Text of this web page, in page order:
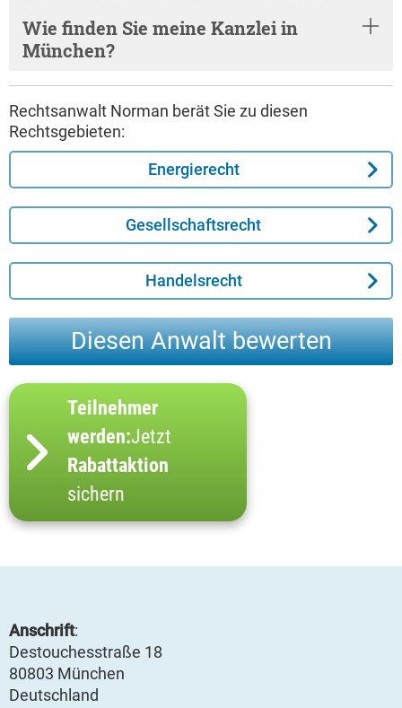
Wie finden Sie meine Kanzlei in
München?
Rechtsanwalt Norman berät Sie zu diesen
Rechtsgebieten:
Energierecht
Gesellschaftsrecht
Handelsrecht
Diesen Anwalt bewerten
Teilnehmer
werden:Jetzt
Rabattaktion
sichern
Anschrift:
Destouchesstraße 18
80803 München
Deutschland